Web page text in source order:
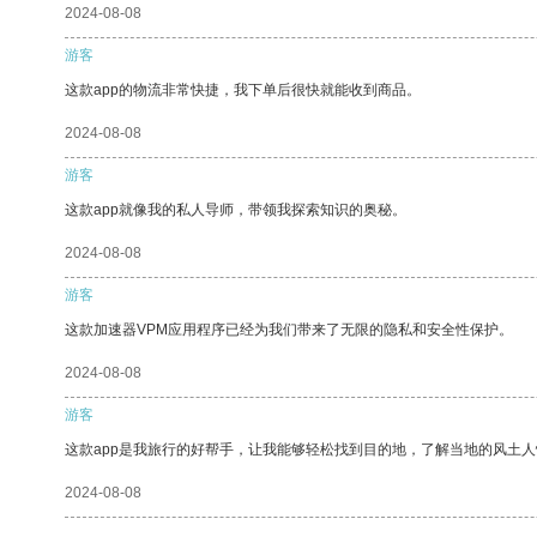
2024-08-08
游客
这款app的物流非常快捷，我下单后很快就能收到商品。
2024-08-08
游客
这款app就像我的私人导师，带领我探索知识的奥秘。
2024-08-08
游客
这款加速器VPM应用程序已经为我们带来了无限的隐私和安全性保护。
2024-08-08
游客
这款app是我旅行的好帮手，让我能够轻松找到目的地，了解当地的风土
2024-08-08